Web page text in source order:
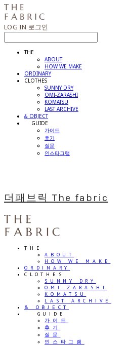
LOG IN 로그인
THE
ABOUT
HOW WE MAKE
ORDINARY
CLOTHES
SUNNY DRY
OMI-ZARASHI
KOMATSU
LAST ARCHIVE
& OBJECT
⠀⠀GUIDE
가이드
후기
질문
인스타그램
더패브릭 The fabric
THE
ABOUT
HOW WE MAKE
ORDINARY
CLOTHES
SUNNY DRY
OMI-ZARASHI
KOMATSU
LAST ARCHIVE
& OBJECT
⠀⠀GUIDE
가이드
후기
질문
인스타그램